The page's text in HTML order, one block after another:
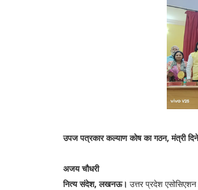
उपज पत्रकार कल्याण कोष का गठन, मंत्री
अजय चौधरी
नित्य संदेश, लखनऊ। उत्तर प्रदेश